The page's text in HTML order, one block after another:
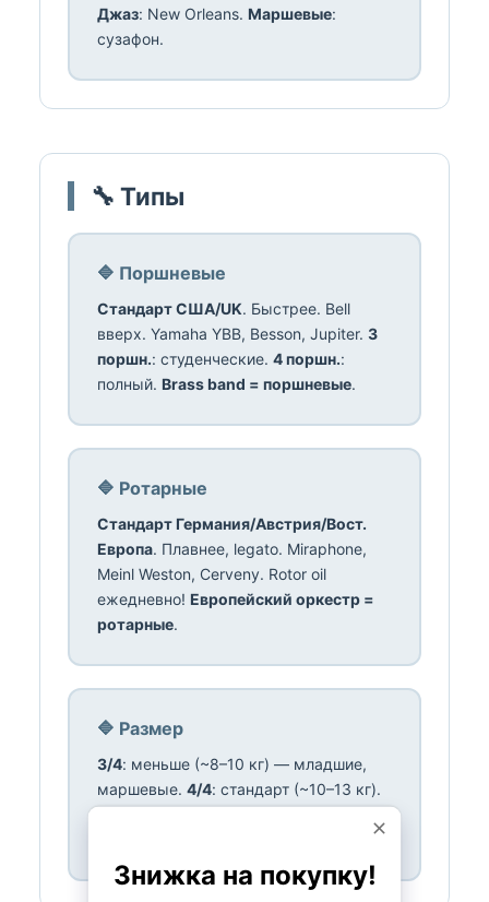
Джаз: New Orleans. Маршевые:
сузафон.
🔧 Типы
🔷 Поршневые
Стандарт США/UK. Быстрее. Bell
вверх. Yamaha YBB, Besson, Jupiter. 3
поршн.: студенческие. 4 поршн.:
полный. Brass band = поршневые.
🔷 Ротарные
Стандарт Германия/Австрия/Вост.
Европа. Плавнее, legato. Miraphone,
Meinl Weston, Cerveny. Rotor oil
ежедневно! Европейский оркестр =
ротарные.
🔷 Размер
3/4: меньше (~8–10 кг) — младшие,
маршевые. 4/4: стандарт (~10–13 кг).